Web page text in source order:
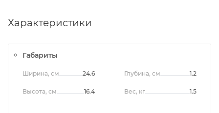
Характеристики
Габариты
Ширина, см 24.6
Высота, см 16.4
Глубина, см 1.2
Вес, кг 1.5